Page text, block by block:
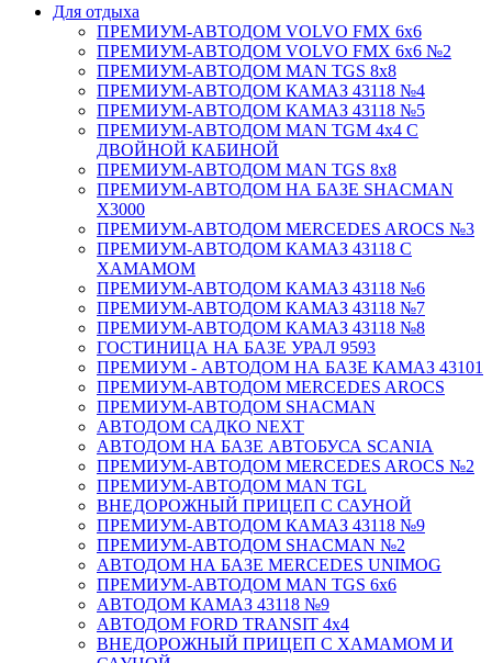
Для отдыха
ПРЕМИУМ-АВТОДОМ VOLVO FMX 6x6
ПРЕМИУМ-АВТОДОМ VOLVO FMX 6x6 №2
ПРЕМИУМ-АВТОДОМ MAN TGS 8х8
ПРЕМИУМ-АВТОДОМ КАМАЗ 43118 №4
ПРЕМИУМ-АВТОДОМ КАМАЗ 43118 №5
ПРЕМИУМ-АВТОДОМ MAN TGM 4х4 С
ДВОЙНОЙ КАБИНОЙ
ПРЕМИУМ-АВТОДОМ MAN TGS 8х8
ПРЕМИУМ-АВТОДОМ НА БАЗЕ SHACMAN
X3000
ПРЕМИУМ-АВТОДОМ MERCEDES AROCS №3
ПРЕМИУМ-АВТОДОМ КАМАЗ 43118 С
ХАМАМОМ
ПРЕМИУМ-АВТОДОМ КАМАЗ 43118 №6
ПРЕМИУМ-АВТОДОМ КАМАЗ 43118 №7
ПРЕМИУМ-АВТОДОМ КАМАЗ 43118 №8
ГОСТИНИЦА НА БАЗЕ УРАЛ 9593
ПРЕМИУМ - АВТОДОМ НА БАЗЕ КАМАЗ 43101
ПРЕМИУМ-АВТОДОМ MERCEDES AROCS
ПРЕМИУМ-АВТОДОМ SHACMAN
АВТОДОМ САДКО NEXT
АВТОДОМ НА БАЗЕ АВТОБУСА SCANIA
ПРЕМИУМ-АВТОДОМ MERCEDES AROCS №2
ПРЕМИУМ-АВТОДОМ MAN TGL
ВНЕДОРОЖНЫЙ ПРИЦЕП С САУНОЙ
ПРЕМИУМ-АВТОДОМ КАМАЗ 43118 №9
ПРЕМИУМ-АВТОДОМ SHACMAN №2
АВТОДОМ НА БАЗЕ MERCEDES UNIMOG
ПРЕМИУМ-АВТОДОМ MAN TGS 6х6
АВТОДОМ КАМАЗ 43118 №9
АВТОДОМ FORD TRANSIT 4x4
ВНЕДОРОЖНЫЙ ПРИЦЕП С ХАМАМОМ И